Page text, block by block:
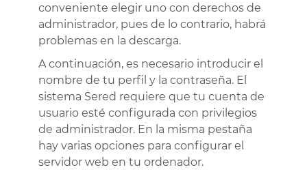
conveniente elegir uno con derechos de
administrador, pues de lo contrario, habrá
problemas en la descarga.
A continuación, es necesario introducir el
nombre de tu perfil y la contraseña. El
sistema Sered requiere que tu cuenta de
usuario esté configurada con privilegios
de administrador. En la misma pestaña
hay varias opciones para configurar el
servidor web en tu ordenador.